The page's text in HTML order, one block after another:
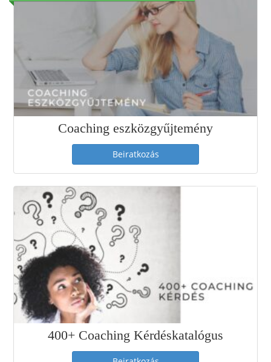
Coaching eszközgyűjtemény
Beiratkozás
400+ Coaching Kérdéskatalógus